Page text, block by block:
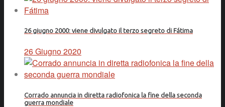
26 giugno 2000: viene divulgato il terzo segreto di Fátima
26 Giugno 2020
Corrado annuncia in diretta radiofonica la fine della seconda
guerra mondiale